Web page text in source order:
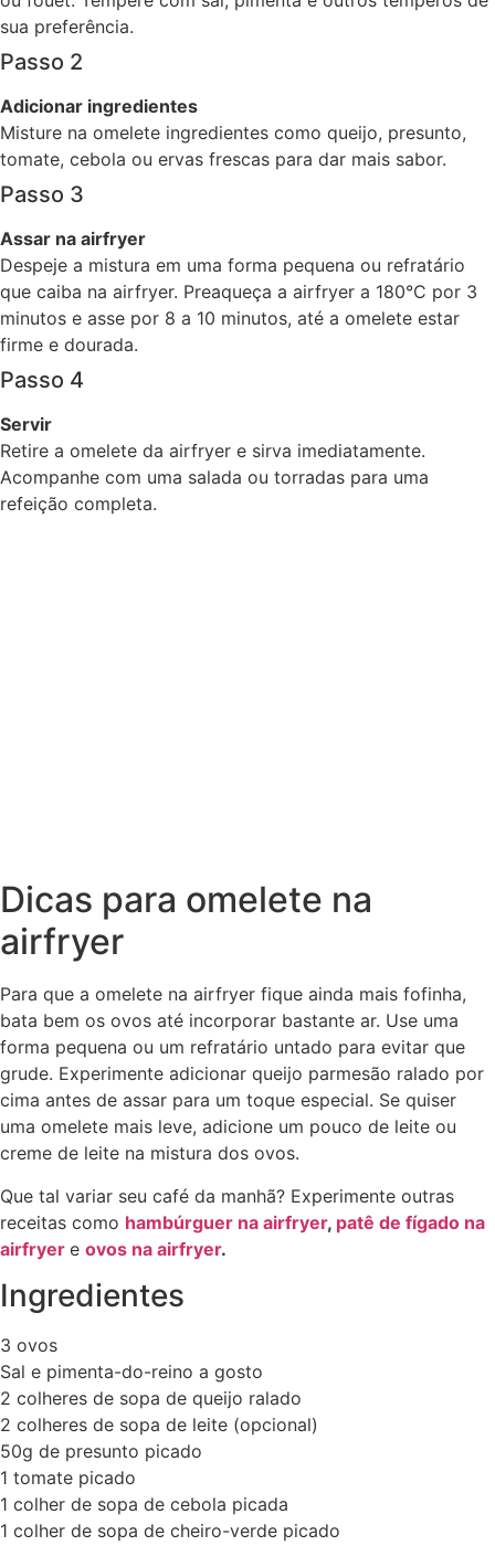
sua preferência.
Passo 2
Adicionar ingredientes
Misture na omelete ingredientes como queijo, presunto,
tomate, cebola ou ervas frescas para dar mais sabor.
Passo 3
Assar na airfryer
Despeje a mistura em uma forma pequena ou refratário
que caiba na airfryer. Preaqueça a airfryer a 180°C por 3
minutos e asse por 8 a 10 minutos, até a omelete estar
firme e dourada.
Passo 4
Servir
Retire a omelete da airfryer e sirva imediatamente.
Acompanhe com uma salada ou torradas para uma
refeição completa.
Dicas para omelete na
airfryer
Para que a omelete na airfryer fique ainda mais fofinha,
bata bem os ovos até incorporar bastante ar. Use uma
forma pequena ou um refratário untado para evitar que
grude. Experimente adicionar queijo parmesão ralado por
cima antes de assar para um toque especial. Se quiser
uma omelete mais leve, adicione um pouco de leite ou
creme de leite na mistura dos ovos.
Que tal variar seu café da manhã? Experimente outras
receitas como hambúrguer na airfryer, patê de fígado na
airfryer e ovos na airfryer.
Ingredientes
3 ovos
Sal e pimenta-do-reino a gosto
2 colheres de sopa de queijo ralado
2 colheres de sopa de leite (opcional)
50g de presunto picado
1 tomate picado
1 colher de sopa de cebola picada
1 colher de sopa de cheiro-verde picado